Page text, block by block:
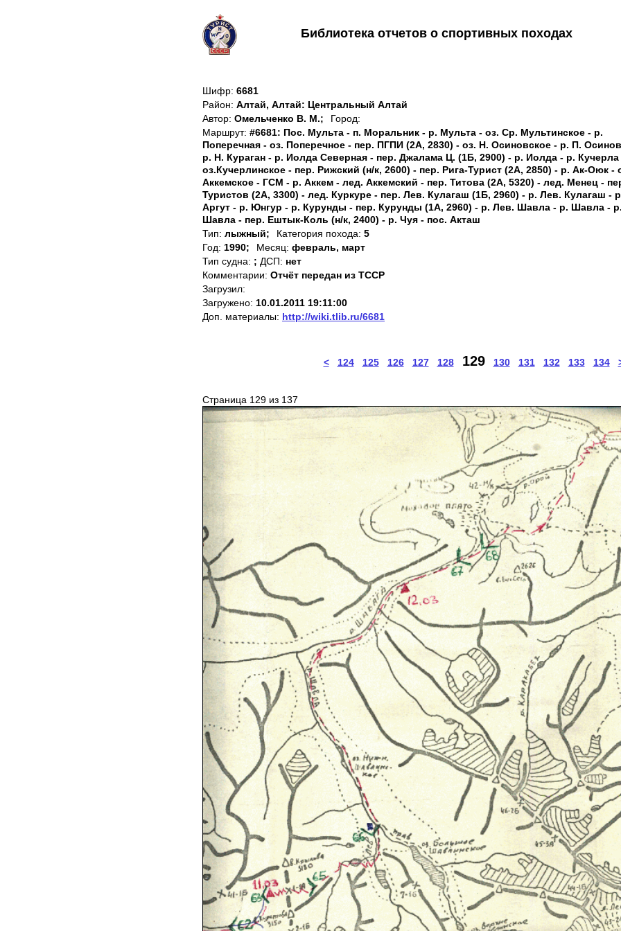
Библиотека отчетов о спортивных походах
Шифр: 6681
Район: Алтай, Алтай: Центральный Алтай
Автор: Омельченко В. М.;
Город:
Маршрут: #6681: Пос. Мульта - п. Моральник - р. Мульта - оз. Ср. Myльтинское - р.
Поперечная - оз. Поперечное - пер. ПГПИ (2А, 2830) - оз. Н. Осиновское - р. П.
р. Н. Кураган - р. Иолда Северная - пер. Джалама Ц. (1Б, 2900) - р. Иолда - р. Кучерла
оз.Кучерлинское - пер. Рижский (н/к, 2600) - пер. Рига-Турист (2А, 2850) - р. Ак-Оюк -
Аккемское - ГСМ - р. Аккем - лед. Аккемский - пер. Титова (2А, 5320) - лед. Менец -
Туристов (2А, 3300) - лед. Куркуре - пер. Лев. Кулагаш (1Б, 2960) - р. Лев. Кулагаш -
Аргут - р. Юнгур - р. Курунды - пер. Курунды (1А, 2960) - р. Лев. Шавла - р. Шавла -
Шавла - пер. Ештык-Коль (н/к, 2400) - р. Чуя - пос. Акташ
Тип: лыжный; Категория похода: 5
Год: 1990; Месяц: февраль, март
Тип судна: ; ДСП: нет
Комментарии: Отчёт передан из ТССР
Загрузил:
Загружено: 10.01.2011 19:11:00
Доп. материалы: http://wiki.tlib.ru/6681
< 124 125 126 127 128 129 130 131 132 133 134
Страница 129 из 137